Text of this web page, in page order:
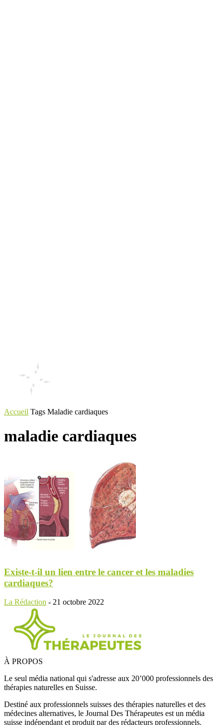
Accueil Tags Maladie cardiaques
maladie cardiaques
Existe-t-il un lien entre le cancer et les maladies
cardiaques?
La Rédaction - 21 octobre 2022
À PROPOS
Le seul média national qui s'adresse aux 20’000 professionnels des
thérapies naturelles en Suisse.
Destiné aux professionnels suisses des thérapies naturelles et des
médecines alternatives, le Journal Des Thérapeutes est un média
suisse indépendant et produit par des rédacteurs professionnels.